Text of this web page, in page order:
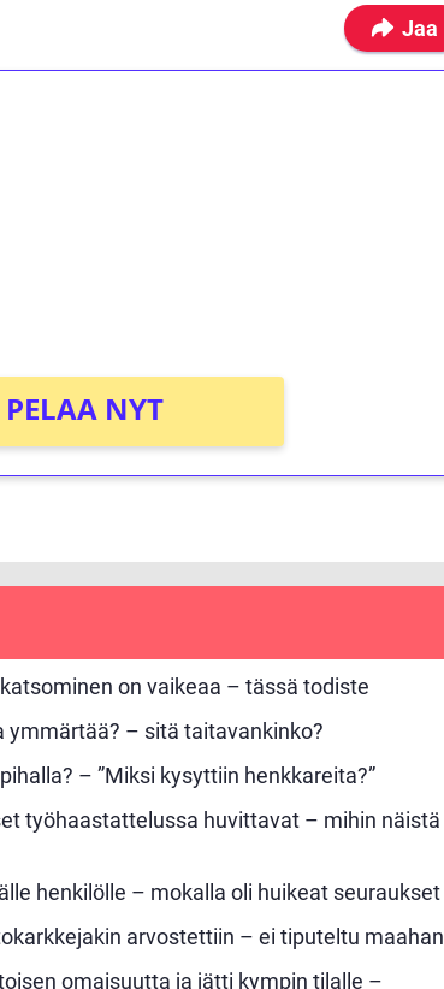
Jaa
PELAA NYT
on vaikeaa – tässä todiste
ymmärtää? – sitä taitavankinko?
– ”Miksi kysyttiin henkkareita?”
työhaastattelussa huvittavat – mihin näistä
henkilölle – mokalla oli huikeat seuraukset
arvostettiin – ei tiputeltu maahan
omaisuutta ja jätti kympin tilalle –